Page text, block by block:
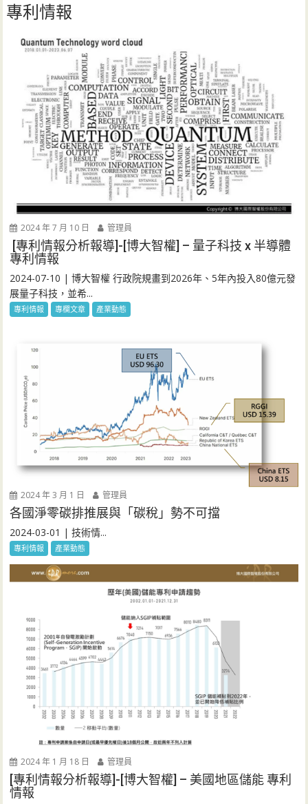
專利情報
2024 年 7 月 10 日 管理員
[專利情報分析報導]-[博大智權] – 量子科技 x 半導體
專利情報
2024-07-10 | 博大智權 行政院規畫到2026年、5年內投入80億元發
展量子科技，並希...
專利情報 專欄文章 產業動態
2024 年 3 月 1 日 管理員
各國淨零碳排推展與「碳稅」勢不可擋
2024-03-01 | 技術情...
專利情報 產業動態
2024 年 1 月 18 日 管理員
[專利情報分析報導]-[博大智權] – 美國地區儲能 專利
情報